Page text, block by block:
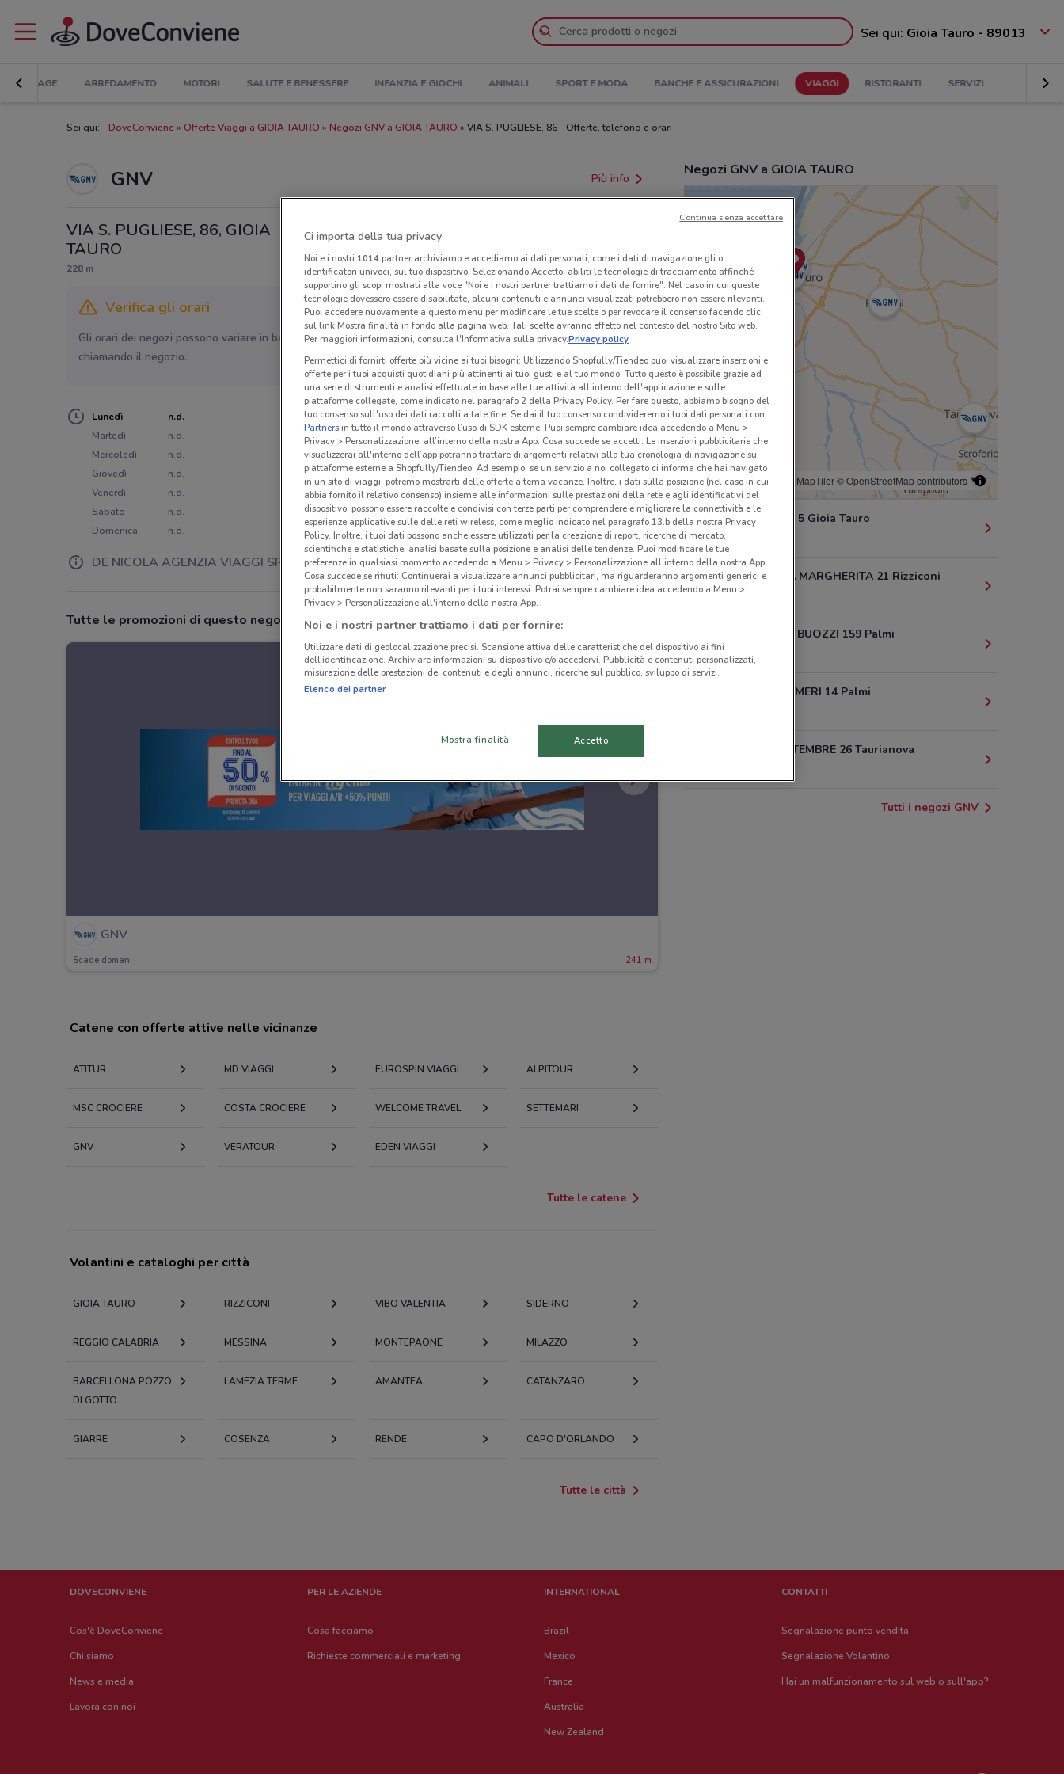
Sei qui: Gioia Tauro - 89013
BRICOLAGE ARREDAMENTO MOTORI SALUTE E BENESSERE INFANZIA E GIOCHI ANIMALI SPORT E MODA BANCHE E ASSICURAZIONI VIAGGI RISTORANTI SERVIZI
Sei qui: DoveConviene Offerte Viaggi a GIOIA TAURO Negozi GNV a GIOIA TAURO VIA S. PUGLIESE, 86 - Offerte, telefono e orari
GNV Più info
VIA S. PUGLIESE, 86, GIOIA
TAURO
228 m
Verifica gli orari
Gli orari dei negozi possono variare in base agli ultimi provvedimenti regionali o nazionali. Verifica l’accuratezza
chiamando il negozio.
Lunedì
n.d.
Martedì
n.d.
Mercoledì
n.d.
Giovedì
n.d.
Venerdì
n.d.
Sabato
n.d.
Domenica
n.d.
DE NICOLA AGENZIA VIAGGI SRL
Tutte le promozioni di questo negozio
GNV
Scade domani 241 m
Negozi GNV a GIOIA TAURO
© MapTiler© OpenStreetMap contributors
VIA SICILIA, 5 Gioia Tauro
VIA REGINA MARGHERITA 21 Rizziconi
5.3 km
VIA BRUNO BUOZZI 159 Palmi
8 km
VIA D. AUGIMERI 14 Palmi
VIA XX SETTEMBRE 26 Taurianova
Tutti i negozi GNV
Catene con offerte attive nelle vicinanze
ATITUR MD VIAGGI EUROSPIN VIAGGI ALPITOUR
MSC CROCIERE COSTA CROCIERE WELCOME TRAVEL SETTEMARI
GNV VERATOUR EDEN VIAGGI
Tutte le catene
Volantini e cataloghi per città
GIOIA TAURO RIZZICONI VIBO VALENTIA SIDERNO
REGGIO CALABRIA MESSINA MONTEPAONE MILAZZO
BARCELLONA POZZO
DI GOTTO
LAMEZIA TERME AMANTEA CATANZARO
GIARRE COSENZA RENDE CAPO D'ORLANDO
Tutte le città
DOVECONVIENE
Cos'è DoveConviene
Chi siamo
News e media
Lavora con noi
PER LE AZIENDE
Cosa facciamo
Richieste commerciali e marketing
INTERNATIONAL
Brazil
Mexico
France
Australia
New Zealand
CONTATTI
Segnalazione punto vendita
Segnalazione Volantino
Hai un malfunzionamento sul web o sull'app?
Ci importa della tua privacy
Noi e i nostri 1014partner archiviamo e accediamo ai dati personali, come i dati di navigazione gli o
identificatori univoci, sul tuo dispositivo. Selezionando Accetto, abiliti le tecnologie di tracciamento affinché
supportino gli scopi mostrati alla voce "Noi e i nostri partner trattiamo i dati da fornire". Nel caso in cui queste
tecnologie dovessero essere disabilitate, alcuni contenuti e annunci visualizzati potrebbero non essere rilevanti.
Puoi accedere nuovamente a questo menu per modificare le tue scelte o per revocare il consenso facendo clic
sul link Mostra finalità in fondo alla pagina web. Tali scelte avranno effetto nel contesto del nostro Sito web.
Per maggiori informazioni, consulta l'Informativa sulla privacy.Privacy policy
Permettici di fornirti offerte più vicine ai tuoi bisogni: Utilizzando Shopfully/Tiendeo puoi visualizzare inserzioni e
offerte per i tuoi acquisti quotidiani più attinenti ai tuoi gusti e al tuo mondo. Tutto questo è possibile grazie ad
una serie di strumenti e analisi effettuate in base alle tue attività all'interno dell'applicazione e sulle
piattaforme collegate, come indicato nel paragrafo 2 della Privacy Policy. Per fare questo, abbiamo bisogno del
tuo consenso sull'uso dei dati raccolti a tale fine. Se dai il tuo consenso condivideremo i tuoi dati personali con
Partnersin tutto il mondo attraverso l’uso di SDK esterne. Puoi sempre cambiare idea accedendo a Menu >
Privacy > Personalizzazione, all’interno della nostra App. Cosa succede se accetti: Le inserzioni pubblicitarie che
visualizzerai all'interno dell’app potranno trattare di argomenti relativi alla tua cronologia di navigazione su
piattaforme esterne a Shopfully/Tiendeo. Ad esempio, se un servizio a noi collegato ci informa che hai navigato
in un sito di viaggi, potremo mostrarti delle offerte a tema vacanze. Inoltre, i dati sulla posizione (nel caso in cui
abbia fornito il relativo consenso) insieme alle informazioni sulle prestazioni della rete e agli identificativi del
dispositivo, possono essere raccolte e condivisi con terze parti per comprendere e migliorare la connettività e le
esperienze applicative sulle delle reti wireless, come meglio indicato nel paragrafo 13.b della nostra Privacy
Policy. Inoltre, i tuoi dati possono anche essere utilizzati per la creazione di report, ricerche di mercato,
scientifiche e statistiche, analisi basate sulla posizione e analisi delle tendenze. Puoi modificare le tue
preferenze in qualsiasi momento accedendo a Menu > Privacy > Personalizzazione all'interno della nostra App.
Cosa succede se rifiuti: Continuerai a visualizzare annunci pubblicitari, ma riguarderanno argomenti generici e
probabilmente non saranno rilevanti per i tuoi interessi. Potrai sempre cambiare idea accedendo a Menu >
Privacy > Personalizzazione all'interno della nostra App.
Noi e i nostri partner trattiamo i dati per fornire:
Utilizzare dati di geolocalizzazione precisi. Scansione attiva delle caratteristiche del dispositivo ai fini
dell’identificazione. Archiviare informazioni su dispositivo e/o accedervi. Pubblicità e contenuti personalizzati,
misurazione delle prestazioni dei contenuti e degli annunci, ricerche sul pubblico, sviluppo di servizi.
Elenco dei partner
Mostra finalità Accetto
Continua senza accettare